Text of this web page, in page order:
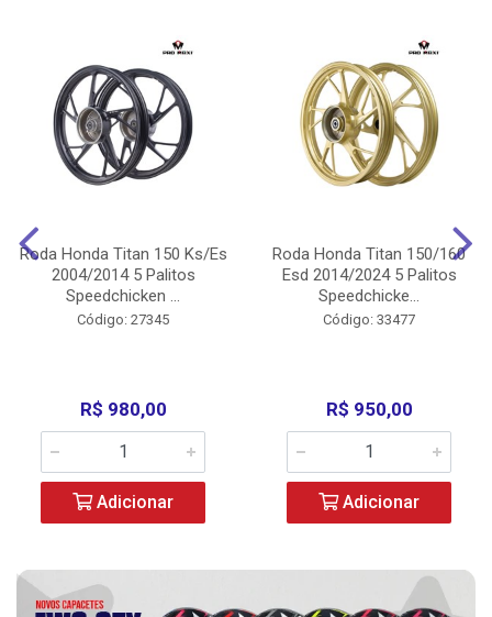
Roda Honda Titan 150 Ks/Es
2004/2014 5 Palitos
Speedchicken ...
Código: 27345
R$ 980,00
Adicionar
Roda Honda Titan 150/160
Esd 2014/2024 5 Palitos
Speedchicke...
Código: 33477
R$ 950,00
Adicionar